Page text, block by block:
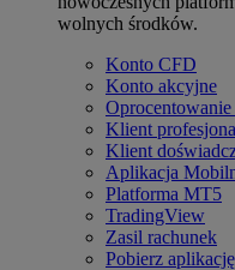
wolnych środków.
Konto CFD
Konto akcyjne
Klient
Klient
Aplikacja
Platforma MT5
TradingView
Zasil rachunek
Pobierz aplikację